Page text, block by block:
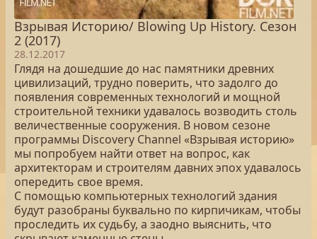
Взрывая Историю/ Blowing Up History. Сезон
2 (2017)
28.12.2017
Глядя на дошедшие до нас памятники древних
цивилизаций, трудно поверить, что задолго до
появления современных технологий и мощной
строительной техники удавалось возводить столь
величественные сооружения. В новом сезоне
программы Discovery Channel «Взрывая историю»
мы попробуем найти ответ на вопрос, как
архитекторам и строителям давних эпох удавалось
опередить свое время.
С помощью компьютерных технологий здания
будут разобраны буквально по кирпичикам, чтобы
проследить их судьбу, а заодно выяснить, что